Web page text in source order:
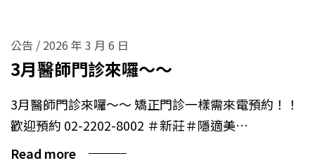
公告 / 2026 年 3 月 6 日
3月醫師門診來囉～～
3月醫師門診來囉～～ 矯正門診一樣需來電預約！！
歡迎預約 02-2202-8002 ＃新莊＃隱適美…
Read more